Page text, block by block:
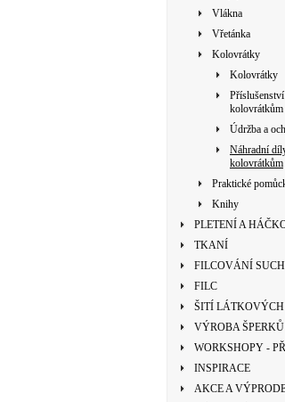
Vlákna
Vřetánka
Kolovrátky
Kolovrátky
kolovrátkům
Údržba a
Náhradní
kolovrátkům
Praktické
Knihy
PLETENÍ A
TKANÍ
FILCOVÁNÍ
FILC
ŠITÍ
VÝROBA ŠPERKŮ
WORKSHOPY -
INSPIRACE
AKCE A